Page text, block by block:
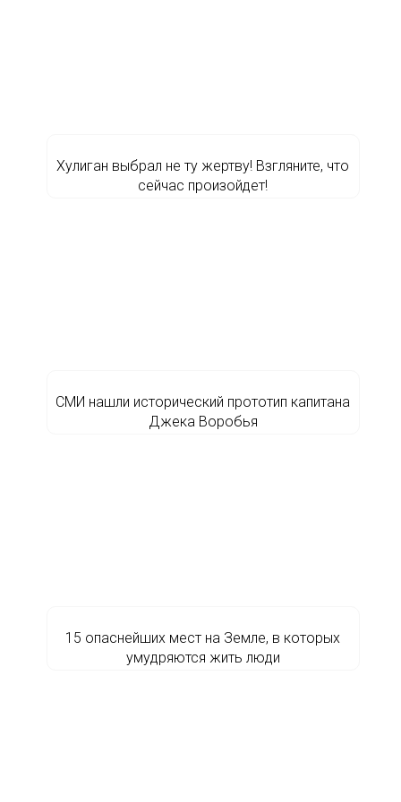
Хулиган выбрал не ту жертву! Взгляните, что
сейчас произойдет!
СМИ нашли исторический прототип капитана
Джека Воробья
15 опаснейших мест на Земле, в которых
умудряются жить люди